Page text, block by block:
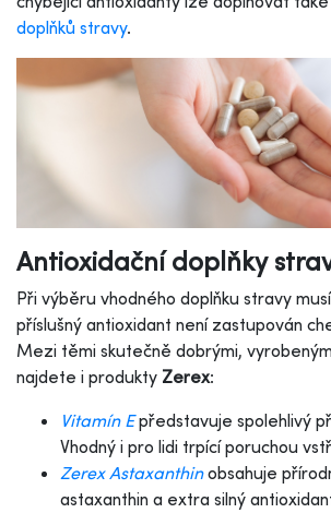
doplňků stravy.
Antioxidační doplňky
Při výběru vhodného doplňku stravy
příslušný antioxidant není zastupován
Mezi těmi skutečně dobrými,
najdete i produkty Zerex:
Vitamín Epředstavuje spolehlivý
Vhodný i pro lidi trpící poruchou
Zerex Astaxanthinobsahuje
astaxanthin a extra silný